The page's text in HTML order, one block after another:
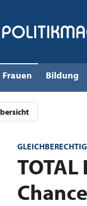
Frauen Bildung
: